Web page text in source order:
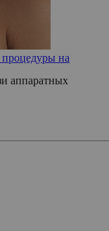
на
аппаратных